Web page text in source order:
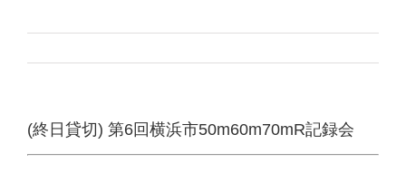
(終日貸切) 第6回横浜市50m60m70mR記録会